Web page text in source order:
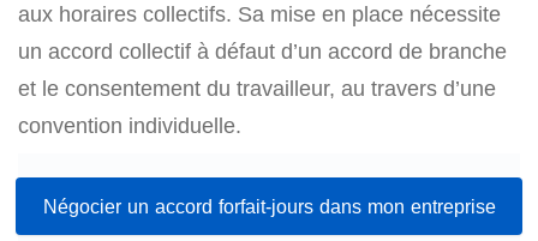
aux horaires collectifs. Sa mise en place nécessite
un accord collectif à défaut d’un accord de branche
et le consentement du travailleur, au travers d’une
convention individuelle.
Négocier un accord forfait-jours dans mon entreprise